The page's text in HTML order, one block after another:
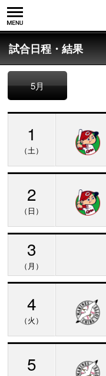
試合日程・結果
5月
1
（土）
2
（日）
3
（月）
4
（火）
5